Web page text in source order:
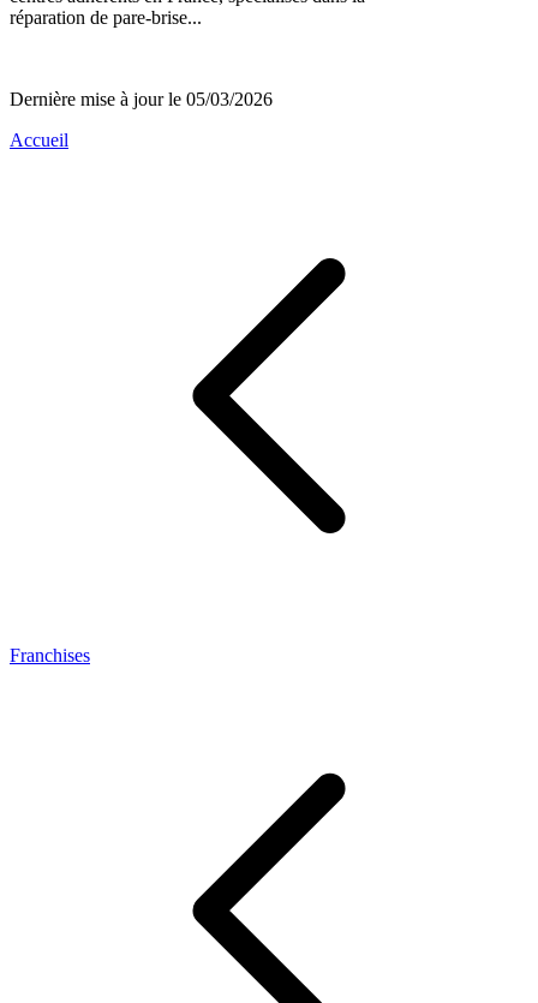
réparation de pare-brise...
Dernière mise à jour le 05/03/2026
Accueil
Franchises